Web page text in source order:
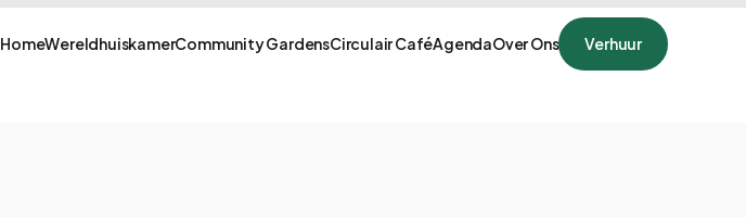
HomeWereldhuiskamerCommunity GardensCirculair CaféAgendaOver Ons Verhuur